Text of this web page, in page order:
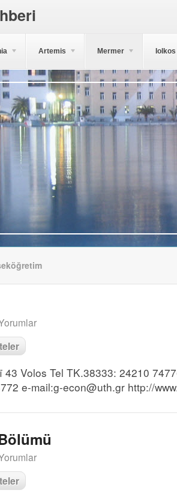
Artemis Mermer Iolkos
43 Volos Tel TK.38333: 24210
e-mail:g-econ@uth.gr http://